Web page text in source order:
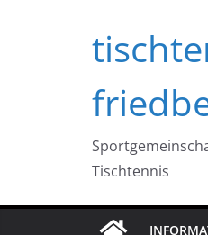
Tischtennis